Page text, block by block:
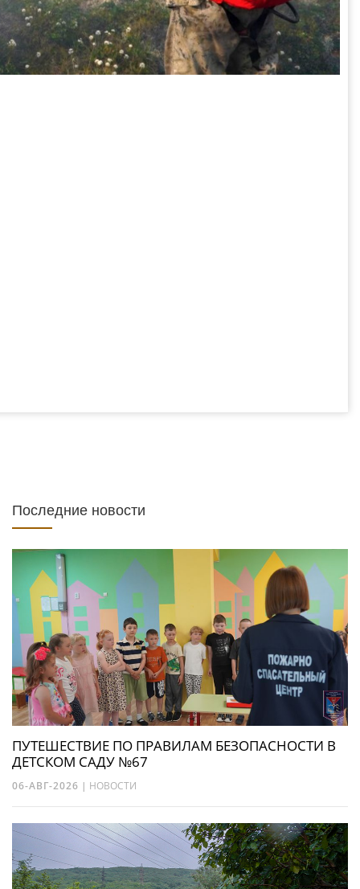
Последние новости
ПУТЕШЕСТВИЕ ПО ПРАВИЛАМ БЕЗОПАСНОСТИ В
ДЕТСКОМ САДУ №67
06-АВГ-2026 | НОВОСТИ